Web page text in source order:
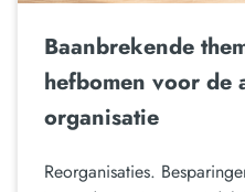
Baanbrekende
hefbomen voor de
organisatie
Reorganisaties.